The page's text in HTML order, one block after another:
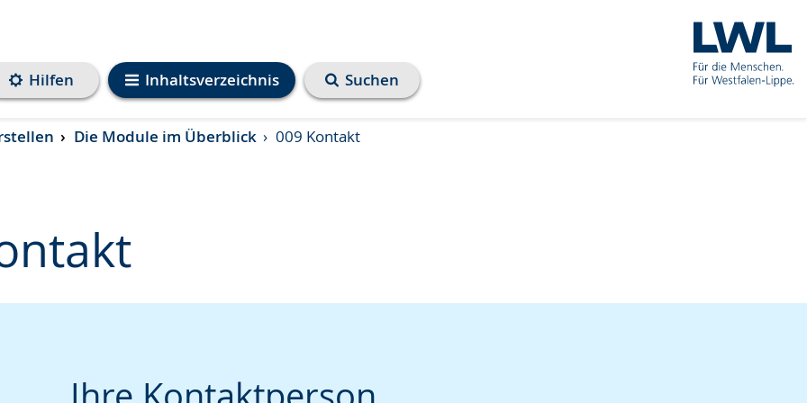
Inhaltsverzeichnis
Hilfen Suchen
Die Module im Überblick 009 Kontakt